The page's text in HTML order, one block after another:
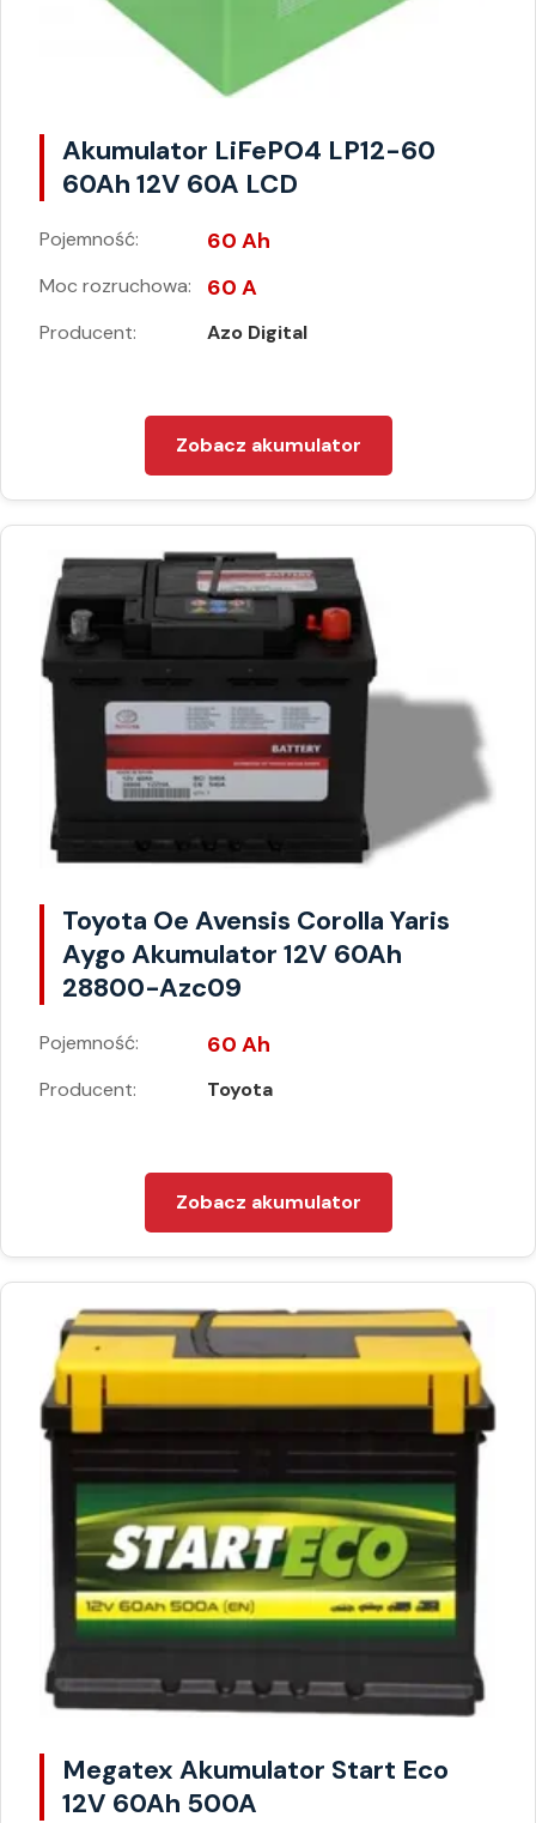
Akumulator LiFePO4 LP12-60
60Ah 12V 60A LCD
Pojemność: 60 Ah
Moc rozruchowa: 60 A
Producent: Azo Digital
Zobacz akumulator
Toyota Oe Avensis Corolla Yaris
Aygo Akumulator 12V 60Ah
28800-Azc09
Pojemność: 60 Ah
Producent: Toyota
Zobacz akumulator
Megatex Akumulator Start Eco
12V 60Ah 500A